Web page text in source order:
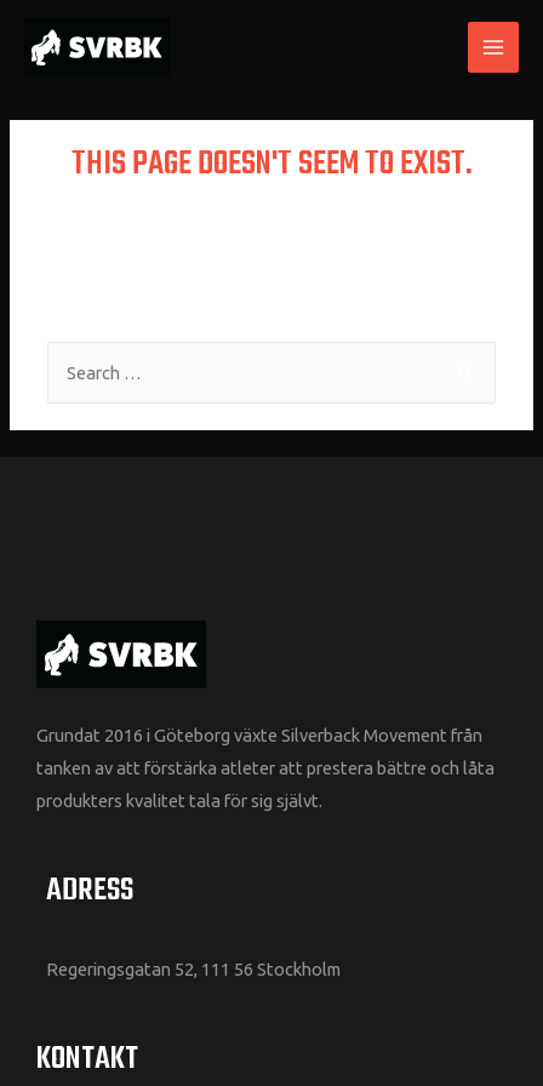
THIS PAGE DOESN'T SEEM TO EXIST.
Grundat 2016 i Göteborg växte Silverback Movement från
tanken av att förstärka atleter att prestera bättre och låta
produkters kvalitet tala för sig självt.
ADRESS
Regeringsgatan 52, 111 56 Stockholm
KONTAKT